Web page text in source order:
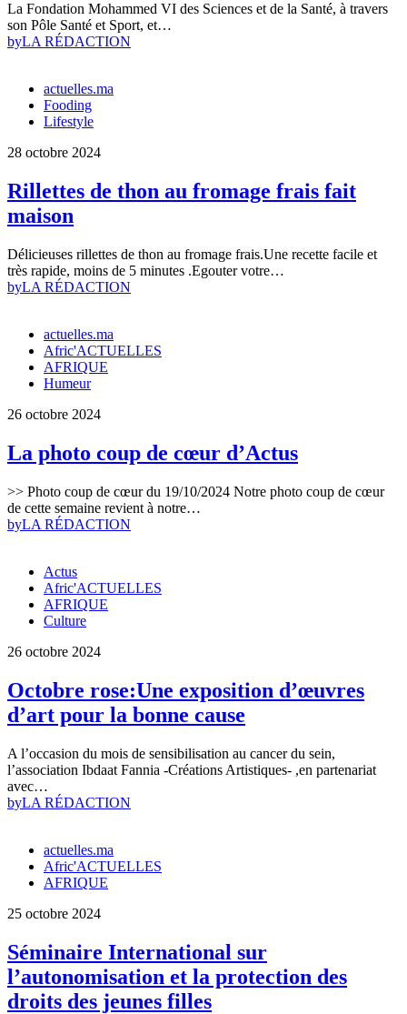
La Fondation Mohammed VI des Sciences et de la Santé, à travers
son Pôle Santé et Sport, et…
byLA RÉDACTION
actuelles.ma
Fooding
Lifestyle
28 octobre 2024
Rillettes de thon au fromage frais fait
maison
Délicieuses rillettes de thon au fromage frais.Une recette facile et
très rapide, moins de 5 minutes .Egouter votre…
byLA RÉDACTION
actuelles.ma
Afric'ACTUELLES
AFRIQUE
Humeur
26 octobre 2024
La photo coup de cœur d’Actus
>> Photo coup de cœur du 19/10/2024 Notre photo coup de cœur
de cette semaine revient à notre…
byLA RÉDACTION
Actus
Afric'ACTUELLES
AFRIQUE
Culture
26 octobre 2024
Octobre rose:Une exposition d’œuvres
d’art pour la bonne cause
A l’occasion du mois de sensibilisation au cancer du sein,
l’association Ibdaat Fannia -Créations Artistiques- ,en partenariat
avec…
byLA RÉDACTION
actuelles.ma
Afric'ACTUELLES
AFRIQUE
25 octobre 2024
Séminaire International sur
l’autonomisation et la protection des
droits des jeunes filles